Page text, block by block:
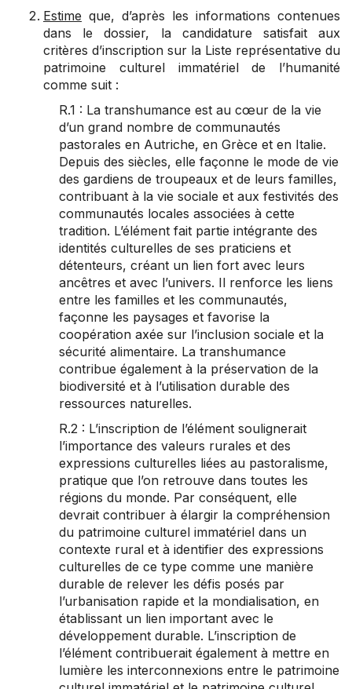
Estime que, d’après les informations contenues
dans le dossier, la candidature satisfait aux
critères d’inscription sur la Liste représentative du
patrimoine culturel immatériel de l’humanité
comme suit :
R.1 : La transhumance est au cœur de la vie
d’un grand nombre de communautés
pastorales en Autriche, en Grèce et en Italie.
Depuis des siècles, elle façonne le mode de vie
des gardiens de troupeaux et de leurs familles,
contribuant à la vie sociale et aux festivités des
communautés locales associées à cette
tradition. L’élément fait partie intégrante des
identités culturelles de ses praticiens et
détenteurs, créant un lien fort avec leurs
ancêtres et avec l’univers. Il renforce les liens
entre les familles et les communautés,
façonne les paysages et favorise la
coopération axée sur l’inclusion sociale et la
sécurité alimentaire. La transhumance
contribue également à la préservation de la
biodiversité et à l’utilisation durable des
ressources naturelles.
R.2 : L’inscription de l’élément soulignerait
l’importance des valeurs rurales et des
expressions culturelles liées au pastoralisme,
pratique que l’on retrouve dans toutes les
régions du monde. Par conséquent, elle
devrait contribuer à élargir la compréhension
du patrimoine culturel immatériel dans un
contexte rural et à identifier des expressions
culturelles de ce type comme une manière
durable de relever les défis posés par
l’urbanisation rapide et la mondialisation, en
établissant un lien important avec le
développement durable. L’inscription de
l’élément contribuerait également à mettre en
lumière les interconnexions entre le patrimoine